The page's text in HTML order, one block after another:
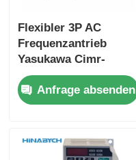
Flexibler 3P AC
Frequenzantrieb
Yasukawa Cimr-
Lb4a0024fac
Sicherheit integriert
Anfrage absenden